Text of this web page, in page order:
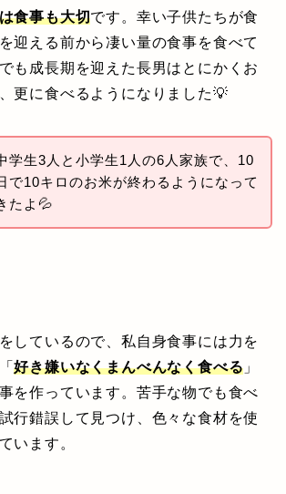
食事も大切です。幸い子供たちが食
迎える前から凄い量の食事を食べて
も成長期を迎えた長男はとにかくお
更に食べるようになりました💡
学生3人と小学生1人の6人家族で、10
で10キロのお米が終わるようになって
たよ💦
しているので、私自身食事には力を
好き嫌いなくまんべんなく食べる 」
を作っています。苦手な物でも食べ
行錯誤して見つけ、色々な食材を使
います。